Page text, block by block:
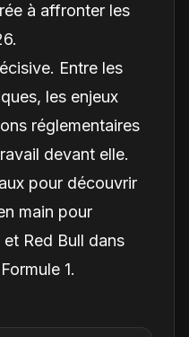
à affronter les
Entre les
les enjeux
réglementaires
devant elle.
pour découvrir
main pour
Red Bull dans
1.